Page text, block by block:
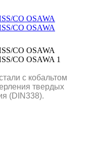
с кобальтом
твердых
(DIN338).